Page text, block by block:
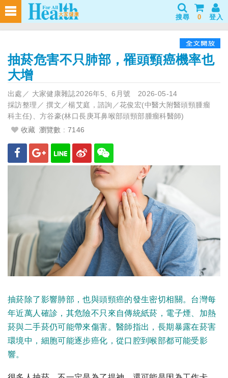
搜尋 0 登入
抽菸危害不只肺部，罹頭頸癌機率也
大增
出處／ 大家健康雜誌2026年5、6月號 2026-05-14
採訪整理／ 撰文／楊艾庭，諮詢／花俊宏(中醫大附醫頭頸腫瘤
科主任)、方谷豪(林口長庚耳鼻喉部頭頸部腫瘤科醫師)
收藏 瀏覽數 : 7146
抽菸除了影響肺部，也與頭頸癌的發生密切相關。台灣每
年近萬人確診，其危險不只來自傳統紙菸，電子煙、加熱
菸與二手菸仍可能帶來傷害。醫師指出，長期暴露在菸害
環境中，細胞可能逐步癌化，從口腔到喉部都可能受影
響。